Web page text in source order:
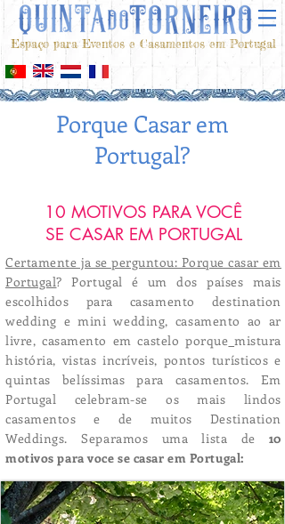
Espaço para Eventos e Casamentos em Portugal
Porque Casar em
Portugal?
10 MOTIVOS PARA VOCÊ
SE CASAR EM PORTUGAL
Certamente ja se perguntou: Porque casar em
Portugal? Portugal é um dos países mais
escolhidos para casamento destination
wedding e mini wedding, casamento ao ar
livre, casamento em castelo porque mistura
história, vistas incríveis, pontos turísticos e
quintas belíssimas para casamentos. Em
Portugal celebram-se os mais lindos
casamentos e de muitos Destination
Weddings. Separamos uma lista de 10
motivos para voce se casar em Portugal: